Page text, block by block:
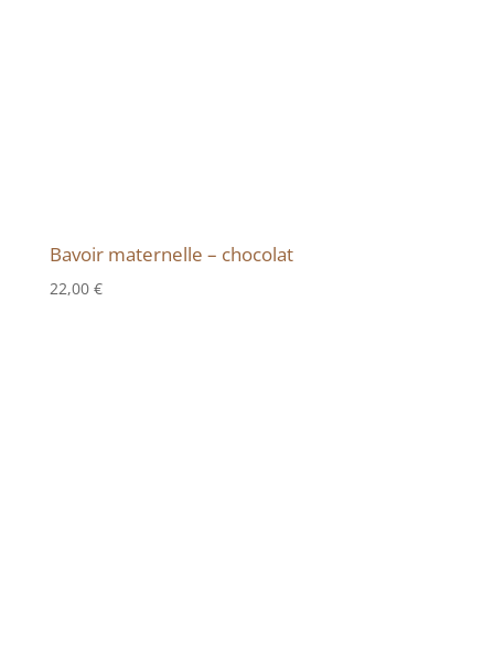
Bavoir maternelle – chocolat
22,00 €